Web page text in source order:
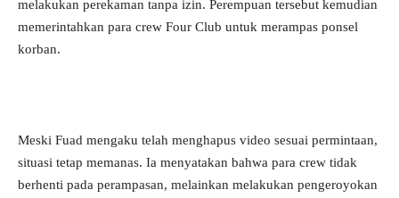
melakukan perekaman tanpa izin. Perempuan tersebut kemudian
memerintahkan para crew Four Club untuk merampas ponsel
korban.
Meski Fuad mengaku telah menghapus video sesuai permintaan,
situasi tetap memanas. Ia menyatakan bahwa para crew tidak
berhenti pada perampasan, melainkan melakukan pengeroyokan